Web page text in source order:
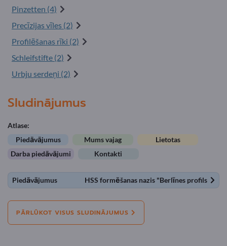
Pinzetten (4)
Precīzijas vīles (2)
Profilēšanas rīki (2)
Schleifstifte (2)
Urbju serdeņi (2)
Sludinājumus
Atlase:
Piedāvājumus
Mums vajag
Lietotas
Darba piedāvājumi
Kontakti
Piedāvājumus HSS formēšanas nazis "Berlīnes profils
PĀRLŪKOT VISUS SLUDINĀJUMUS